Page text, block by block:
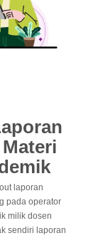
laporan
pada operator
milik dosen
sendiri laporan